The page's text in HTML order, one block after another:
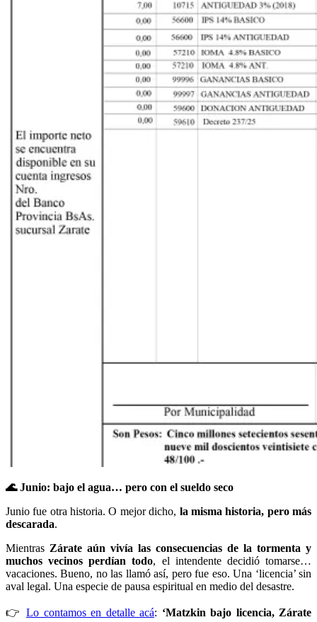
🌊Junio: bajo el agua… pero con el sueldo seco
Junio fue otra historia. O mejor dicho, la misma historia, pero más
descarada.
Mientras Zárate aún vivía las consecuencias de la tormenta y
muchos vecinos perdían todo, el intendente decidió tomarse…
vacaciones. Bueno, no las llamó así, pero fue eso. Una ‘licencia’ sin
aval legal. Una especie de pausa espiritual en medio del desastre.
👉 Lo contamos en detalle acá: ‘Matzkin bajo licencia, Zárate